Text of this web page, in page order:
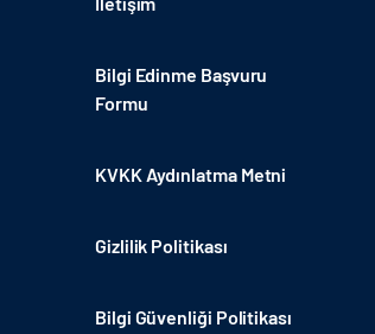
Bilgi Edinme Başvuru
Formu
KVKK Aydınlatma Metni
Gizlilik Politikası
Bilgi Güvenliği Politikası